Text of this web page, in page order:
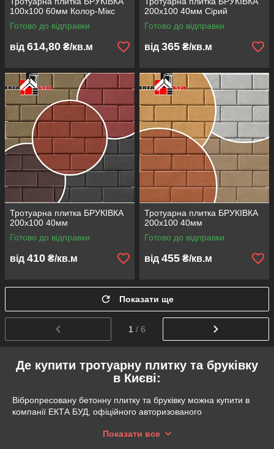
100х100 60мм Колор-Мікс
Готово до відправки
від 614,80 ₴/кв.м
200х100 40мм Сірий
Готово до відправки
від 365 ₴/кв.м
Тротуарна плитка БРУКІВКА
200х100 40мм
Готово до відправки
від 410 ₴/кв.м
Тротуарна плитка БРУКІВКА
200х100 40мм
Готово до відправки
від 455 ₴/кв.м
Показати ще
1 / 6
Де купити тротуарну плитку та бруківку
в Києві:
Вібропресовану бетонну плитку та бруківку можна купити в
компанії ЕКТА БУД, офіційного авторизованого
інтернет-магазині ЕКТА БУДпредставлений великий
Показати все